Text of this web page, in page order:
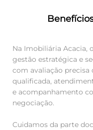
Na Imobiliária Acacia,
gestão estratégica e
com avaliação precisa
qualificada,
e acompanhamento
negociação.
Cuidamos da parte